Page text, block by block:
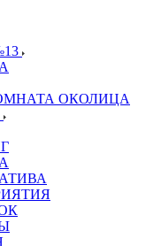
ОКОЛИЦА